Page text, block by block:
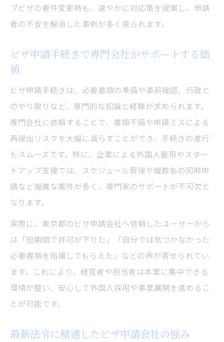
プビザの要件変更時も、速やかに対応策を提案し、申請
者の不安を解消した事例が多く見られます。
ビザ申請手続きで専門会社がサポートする価
値
ビザ申請手続きは、必要書類の準備や事前確認、行政と
のやり取りなど、専門的な知識と経験が求められます。
専門会社に依頼することで、書類不備や申請ミスによる
再提出リスクを大幅に減らすことができ、手続きの進行
もスムーズです。特に、企業による外国人雇用やスター
トアップ支援では、スケジュール管理や複数名の同時申
請など複雑な案件が多く、専門家のサポートが不可欠と
なります。
実際に、東京都のビザ申請会社へ依頼したユーザーから
は「短期間で許可が下りた」「自分では気づかなかった
必要書類を指摘してもらえた」などの声が寄せられてい
ます。これにより、経営者や担当者は本業に集中できる
環境が整い、安心して外国人採用や事業展開を進めるこ
とが可能です。
最新法令に精通したビザ申請会社の強み